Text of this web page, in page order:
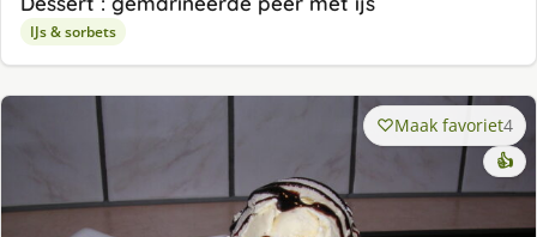
IJs & sorbets
Maak favoriet4
👍